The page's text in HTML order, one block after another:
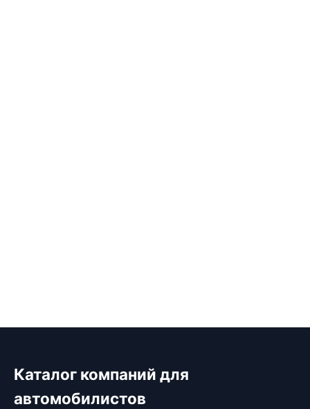
Каталог компаний для
автомобилистов